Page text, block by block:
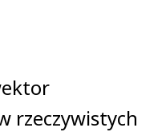
rzeczywistych